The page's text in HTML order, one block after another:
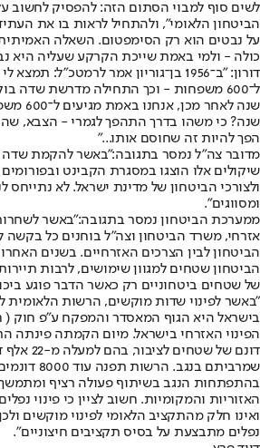
לשים סוף למבוי הסתום הזה: להפסיק לחשוב
הביטחון הלאומי", ולהתחיל לראות בו את
על נבטים הוא רק הסימפטום. השאלה
כולה - ולמי באמת שייכת הקרקע שעליה היא
דורון: "ב־1956 בן־גוריון אמר לרמטכ"ל:
שנה? כי משהו בדרך התהפך לגמרי - הצבא,
הפך להיות זה שחוסם אותו..."
מדובר צה״ל נמסר בתגובה:"באשר להקמת שדה
שיקולים אלו הוצגו במסגרת הקבינט
ולצורכי הביטחון של מדינת ישראל. לא נתייחס
ומסווגים".
ממערכת הביטחון נמסר בתגובה:"באשר
אזרחי, משרד הביטחון וצה”ל בוחנים כל בקשה
הביטחון לבין הצרכים האזרחיים. בשנים
הביטחון שטחים למגוון שימושים, לרבות
של שטחים ביטחוניים רק כאשר הדבר פוגע
"באשר לפינוי שדות מוקשים, הרשות הלאומית
דונם של
שמרביתם
בהתפתחות הנגב בשיתוף פעולה רציף
האזוריות והמקומיות. חשוב לציין כי פינוי
ואינו חלק מהתקציב הלאומי לפינוי מוקשים
נפלים מתבצעת על בסיס תקציבים חיצוניים".